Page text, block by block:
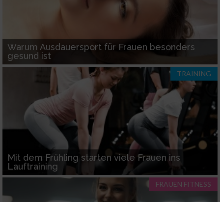
Warum Ausdauersport für Frauen besonders
gesund ist
TRAINING
Mit dem Frühling starten viele Frauen ins
Lauftraining
FRAUEN FITNESS